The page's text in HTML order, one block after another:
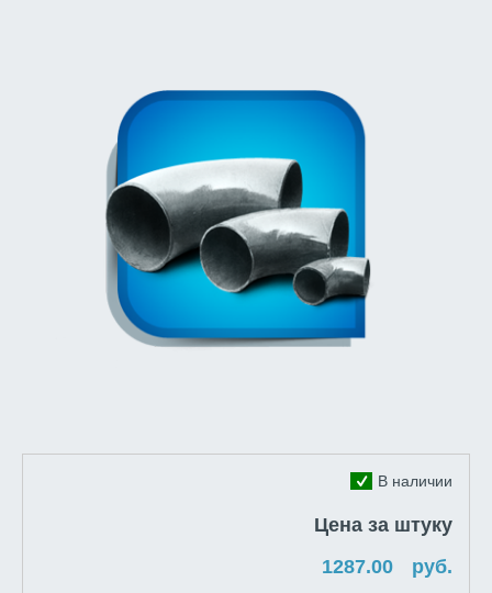
В наличии
Цена за штуку
руб.